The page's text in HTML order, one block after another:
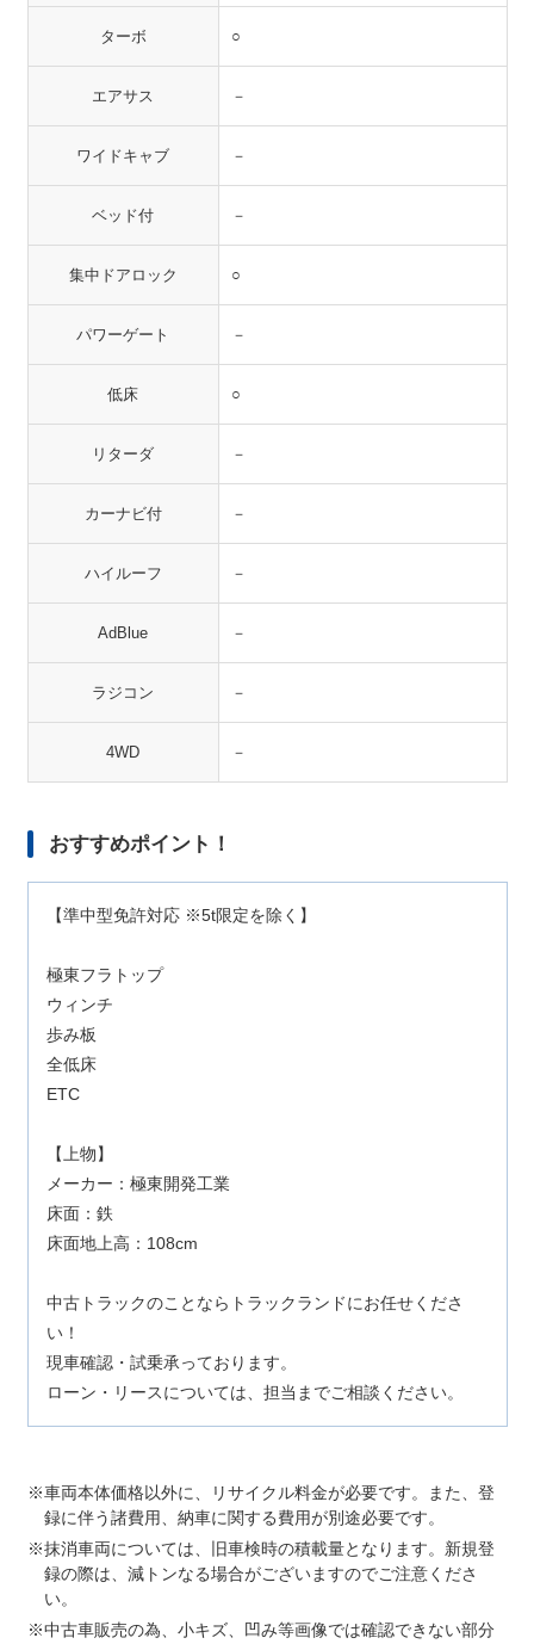
ターボ ○
エアサス －
ワイドキャブ －
ベッド付 －
集中ドアロック ○
パワーゲート －
低床 ○
リターダ －
カーナビ付 －
ハイルーフ －
AdBlue －
ラジコン －
4WD －
おすすめポイント！
【準中型免許対応 ※5t限定を除く】
極東フラトップ
ウィンチ
歩み板
全低床
ETC
【上物】
メーカー：極東開発工業
床面：鉄
床面地上高：108cm
中古トラックのことならトラックランドにお任せくださ
い！
現車確認・試乗承っております。
ローン・リースについては、担当までご相談ください。
車両本体価格以外に、リサイクル料金が必要です。また、登
録に伴う諸費用、納車に関する費用が別途必要です。
抹消車両については、旧車検時の積載量となります。新規登
録の際は、減トンなる場合がございますのでご注意くださ
い。
中古車販売の為、小キズ、凹み等画像では確認できない部分